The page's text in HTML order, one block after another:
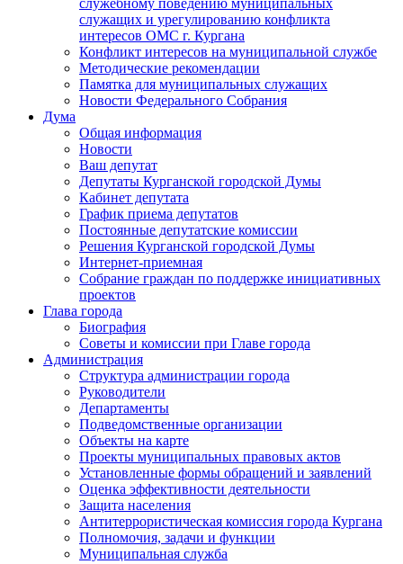
служебному поведению муниципальных
служащих и урегулированию конфликта
интересов ОМС г. Кургана
Конфликт интересов на муниципальной службе
Методические рекомендации
Памятка для муниципальных служащих
Новости Федерального Cобрания
Дума
Общая информация
Новости
Ваш депутат
Депутаты Курганской городской Думы
Кабинет депутата
График приема депутатов
Постоянные депутатские комиссии
Решения Курганской городской Думы
Интернет-приемная
Собрание граждан по поддержке инициативных
проектов
Глава города
Биография
Советы и комиссии при Главе города
Администрация
Структура администрации города
Руководители
Департаменты
Подведомственные организации
Объекты на карте
Проекты муниципальных правовых актов
Установленные формы обращений и заявлений
Оценка эффективности деятельности
Защита населения
Антитеррористическая комиссия города Кургана
Полномочия, задачи и функции
Муниципальная служба